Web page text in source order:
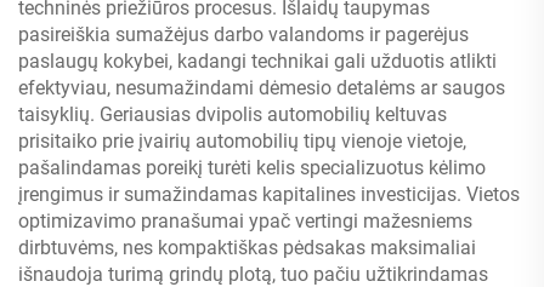
techninės priežiūros procesus. Išlaidų taupymas
pasireiškia sumažėjus darbo valandoms ir pagerėjus
paslaugų kokybei, kadangi technikai gali užduotis atlikti
efektyviau, nesumažindami dėmesio detalėms ar saugos
taisyklių. Geriausias dvipolis automobilių keltuvas
prisitaiko prie įvairių automobilių tipų vienoje vietoje,
pašalindamas poreikį turėti kelis specializuotus kėlimo
įrengimus ir sumažindamas kapitalines investicijas. Vietos
optimizavimo pranašumai ypač vertingi mažesniems
dirbtuvėms, nes kompaktiškas pėdsakas maksimaliai
išnaudoja turimą grindų plotą, tuo pačiu užtikrindamas